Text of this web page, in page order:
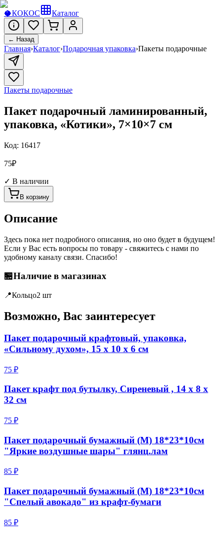
🥥КОКОС Каталог
← Назад
Главная›Каталог›Подарочная упаковка›Пакеты подарочные
Пакеты подарочные
Пакет подарочный ламинированный,
упаковка, «Котики», 7×10×7 см
Код: 16417
75₽
✓ В наличии
В корзину
Описание
Здесь пока нет подробного описания, но оно будет в будущем!
Если у Вас есть вопросы по товару - свяжитесь с нами по
удобному каналу связи. Спасибо!
🏪Наличие в магазинах
📍Кольцо2 шт
Возможно, Вас заинтересует
Пакет подарочный крафтовый, упаковка,
«Сильному духом», 15 х 10 х 6 см
75 ₽
Пакет крафт под бутылку, Сиреневый , 14 х 8 х
32 см
75 ₽
Пакет подарочный бумажный (M) 18*23*10см
"Яркие воздушные шары" глянц.лам
85 ₽
Пакет подарочный бумажный (M) 18*23*10см
"Спелый авокадо" из крафт-бумаги
85 ₽